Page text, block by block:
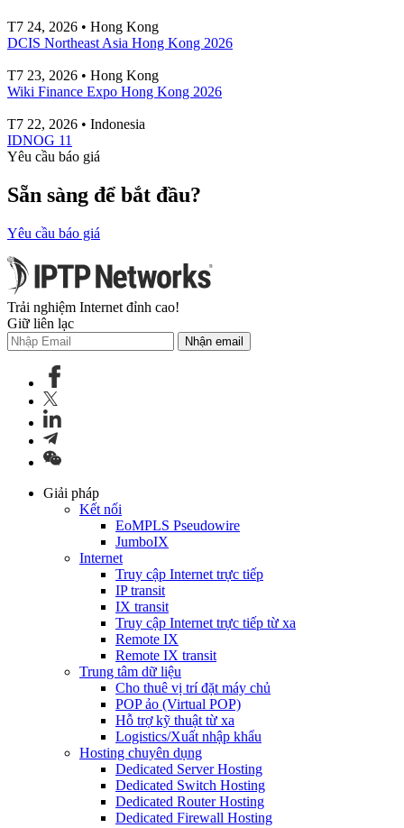
T7 24, 2026 • Hong Kong
DCIS Northeast Asia Hong Kong 2026
T7 23, 2026 • Hong Kong
Wiki Finance Expo Hong Kong 2026
T7 22, 2026 • Indonesia
IDNOG 11
Yêu cầu báo giá
Sẵn sàng để bắt đầu?
Yêu cầu báo giá
Trải nghiệm Internet đỉnh cao!
Giữ liên lạc
Nhận email
Giải pháp
Kết nối
EoMPLS Pseudowire
JumboIX
Internet
Truy cập Internet trực tiếp
IP transit
IX transit
Truy cập Internet trực tiếp từ xa
Remote IX
Remote IX transit
Trung tâm dữ liệu
Cho thuê vị trí đặt máy chủ
POP ảo (Virtual POP)
Hỗ trợ kỹ thuật từ xa
Logistics/Xuất nhập khẩu
Hosting chuyên dụng
Dedicated Server Hosting
Dedicated Switch Hosting
Dedicated Router Hosting
Dedicated Firewall Hosting